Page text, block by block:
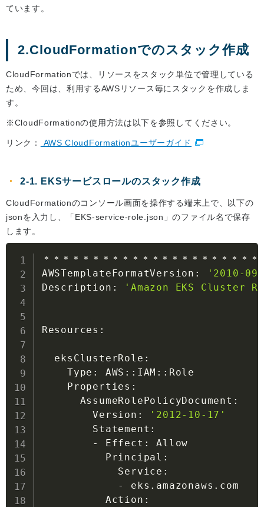
ています。
2.CloudFormationでのスタック作成
CloudFormationでは、リソースをスタック単位で管理している
ため、今回は、利用するAWSリソース毎にスタックを作成しま
す。
※CloudFormationの使用方法は以下を参照してください。
リンク： AWS CloudFormationユーザーガイド
2-1. EKSサービスロールのスタック作成
CloudFormationのコンソール画面を操作する端末上で、以下の
jsonを入力し、「EKS-service-role.json」のファイル名で保存
します。
＊＊＊＊＊＊＊＊＊＊＊＊＊＊＊＊＊＊＊＊＊＊
AWSTemplateFormatVersion:
'2010-
Description:
'Amazon EKS Cluster
Resources:
  eksClusterRole:
    Type: AWS::IAM::Role
    Properties:
      AssumeRolePolicyDocument:
        Version:
'2012-10-17'
        Statement:
        - Effect: Allow
          Principal:
            Service:
            - eks.amazonaws.com
          Action: